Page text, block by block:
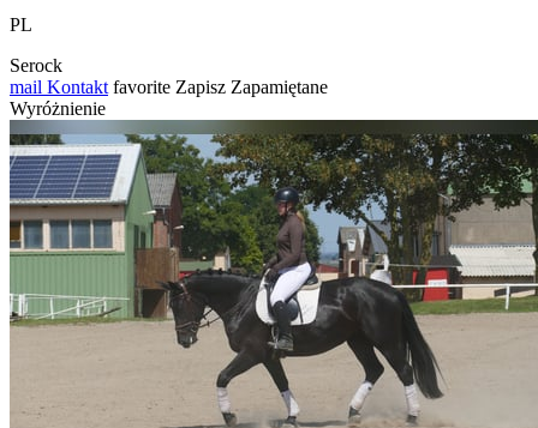
PL
Serock
mail Kontakt favorite Zapisz Zapamiętane
Wyróżnienie